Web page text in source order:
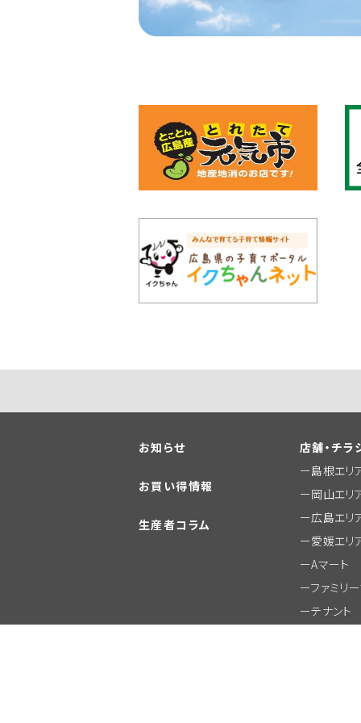
お知らせ
お買い得情報
生産者コラム
店舗・チラ
島根エリ
岡山エリ
広島エリ
愛媛エリ
Aマート
ファミリ
テナント